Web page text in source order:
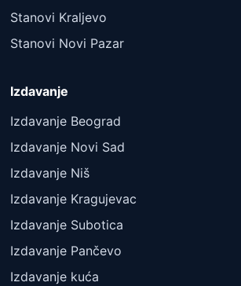
Stanovi Kraljevo
Stanovi Novi Pazar
Izdavanje
Izdavanje Beograd
Izdavanje Novi Sad
Izdavanje Niš
Izdavanje Kragujevac
Izdavanje Subotica
Izdavanje Pančevo
Izdavanje kuća